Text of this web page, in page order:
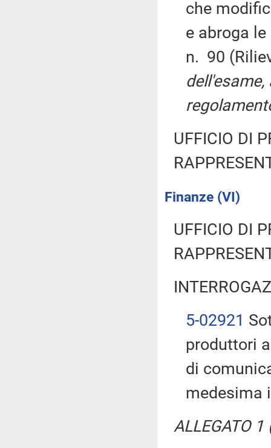
che
e abroga
n. 90
UFFICIO DI
Finanze (VI)
UFFICIO DI
5-02921
produttori
di
medesima
ALLEGATO